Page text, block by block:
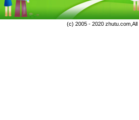
(c) 2005 - 2020